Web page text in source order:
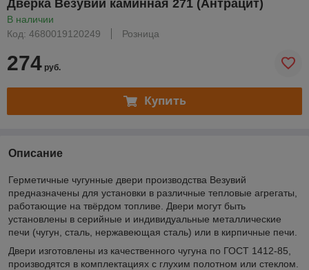
Дверка Везувий каминная 271 (Антрацит)
В наличии
Код: 4680019120249
Розница
274 руб.
Купить
Описание
Герметичные чугунные двери производства Везувий
предназначены для установки в различные тепловые агрегаты,
работающие на твёрдом топливе. Двери могут быть
установлены в серийные и индивидуальные металлические
печи (чугун, сталь, нержавеющая сталь) или в кирпичные печи.
Двери изготовлены из качественного чугуна по ГОСТ 1412-85,
производятся в комплектациях с глухим полотном или стеклом.